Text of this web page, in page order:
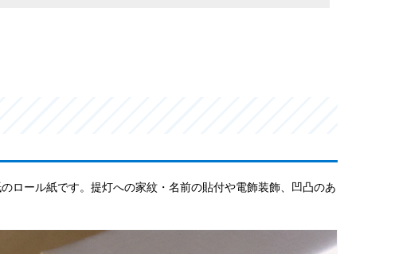
ロール紙です。提灯への家紋・名前の貼付や電飾装飾、凹凸のあ